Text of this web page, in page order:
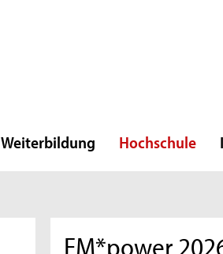
Weiterbildung Hochschule
EM*power